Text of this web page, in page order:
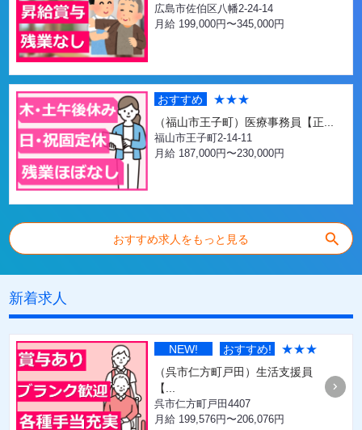
広島市佐伯区八幡2-24-14
月給 199,000円〜345,000円
おすすめ ★★★
（福山市王子町）医療事務員【正...
福山市王子町2-14-11
月給 187,000円〜230,000円
おすすめ求人をもっと見る search
新着求人
NEW! おすすめ! ★★★
（呉市仁方町戸田）生活支援員
【...
呉市仁方町戸田4407
月給 199,576円〜206,076円